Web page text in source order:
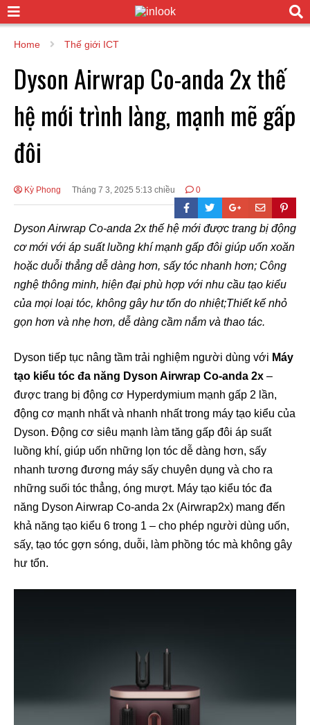
Home Thế giới ICT
Dyson Airwrap Co-anda 2x thế
hệ mới trình làng, mạnh mẽ gấp
đôi
Kỳ Phong Tháng 7 3, 2025 5:13 chiều 0
Dyson Airwrap Co-anda 2x thế hệ mới được trang bị động
cơ mới với áp suất luồng khí mạnh gấp đôi giúp uốn xoăn
hoặc duỗi thẳng dễ dàng hơn, sấy tóc nhanh hơn; Công
nghệ thông minh, hiện đại phù hợp với nhu cầu tạo kiểu
của mọi loại tóc, không gây hư tổn do nhiệt;Thiết kế nhỏ
gọn hơn và nhẹ hơn, dễ dàng cầm nắm và thao tác.
Dyson tiếp tục nâng tầm trải nghiệm người dùng với Máy
tạo kiểu tóc đa năng Dyson Airwrap Co-anda 2x –
được trang bị động cơ Hyperdymium mạnh gấp 2 lần,
động cơ mạnh nhất và nhanh nhất trong máy tạo kiểu của
Dyson. Động cơ siêu mạnh làm tăng gấp đôi áp suất
luồng khí, giúp uốn những lọn tóc dễ dàng hơn, sấy
nhanh tương đương máy sấy chuyên dụng và cho ra
những suối tóc thẳng, óng mượt. Máy tạo kiểu tóc đa
năng Dyson Airwrap Co-anda 2x (Airwrap2x) mang đến
khả năng tạo kiểu 6 trong 1 – cho phép người dùng uốn,
sấy, tạo tóc gợn sóng, duỗi, làm phồng tóc mà không gây
hư tổn.